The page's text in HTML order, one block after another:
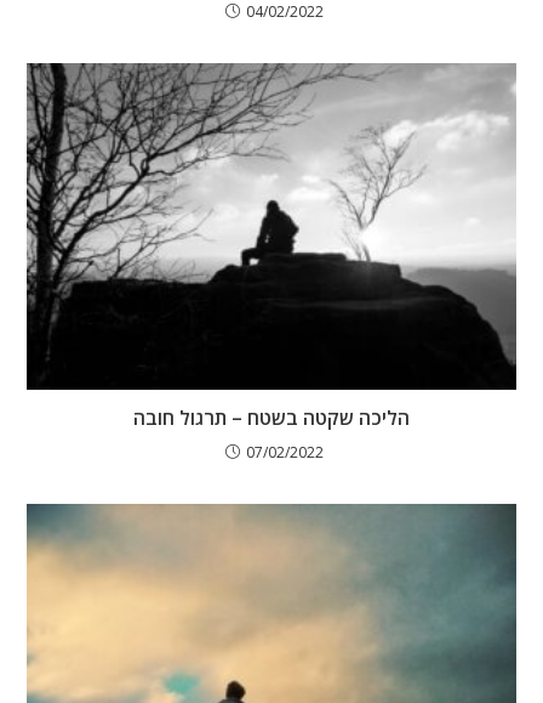
04/02/2022
הליכה שקטה בשטח – תרגול חובה
07/02/2022